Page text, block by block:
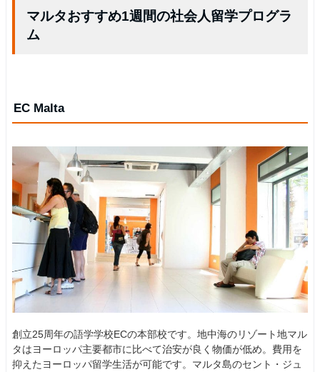
マルタおすすめ1週間の社会人留学プログラ
ム
EC Malta
創立25周年の語学学校ECの本部校です。地中海のリゾート地マル
タはヨーロッパ主要都市に比べて治安が良く物価が低め。費用を
抑えたヨーロッパ留学生活が可能です。マルタ島のセント・ジュ